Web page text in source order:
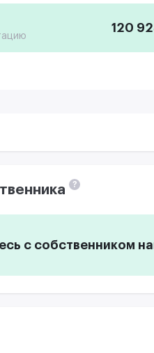
120
?
с собственником